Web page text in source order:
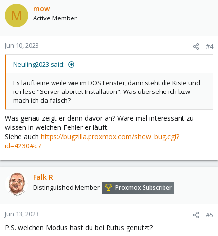
M mow
Active Member
Jun 10, 2023 #4
Neuling2023 said:
Es läuft eine weile wie im DOS Fenster, dann steht die Kiste und
ich lese "Server abortet Installation". Was übersehe ich bzw
mach ich da falsch?
Was genau zeigt er denn davor an? Wäre mal interessant zu
wissen in welchen Fehler er läuft.
Siehe auch https://bugzilla.proxmox.com/show_bug.cgi?
id=4230#c7
Falk R.
Distinguished Member Proxmox Subscriber
Jun 13, 2023 #5
P.S. welchen Modus hast du bei Rufus genutzt?